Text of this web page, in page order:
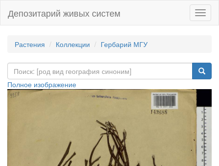
Депозитарий живых систем
Растения Коллекции Гербарий МГУ
Полное изображение